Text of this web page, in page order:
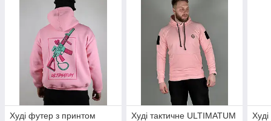
Худі футер з принтом
Худі тактичне ULTIMATUM